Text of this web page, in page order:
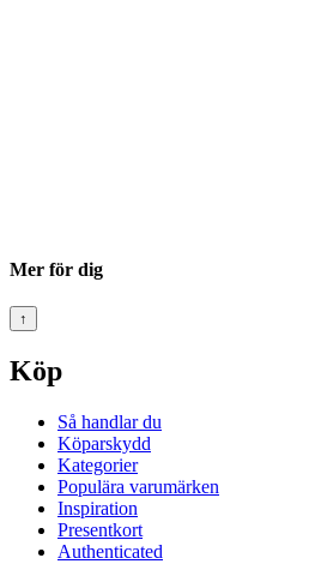
Mer för dig
↑
Köp
Så handlar du
Köparskydd
Kategorier
Populära varumärken
Inspiration
Presentkort
Authenticated